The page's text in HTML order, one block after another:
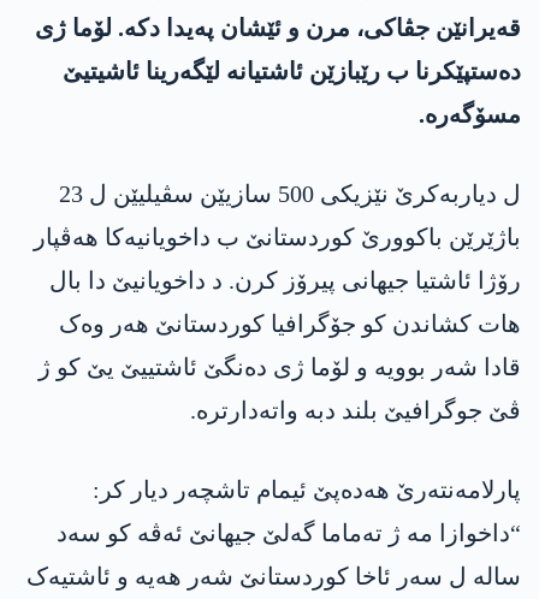
قەیرانێن جڤاکی، مرن و ئێشان پەیدا دکە. لۆما ژی
دەستپێکرنا ب رێبازێن ئاشتیانە لێگەرینا ئاشیتیێ
مسۆگەرە.
ل دیاربەکرێ نێزیکی 500 سازیێن سڤیلیێن ل 23
باژێرێن باکوورێ کوردستانێ ب داخویانیەکا ھەڤپار
رۆژا ئاشتیا جیھانی پیرۆز کرن. د داخویانیێ دا بال
ھات کشاندن کو جۆگرافیا کوردستانێ ھەر وەک
قادا شەر بوویە و لۆما ژی دەنگێ ئاشتییێ یێ کو ژ
ڤێ جوگرافیێ بلند دبە واتەدارترە.
پارلامەنتەرێ ھەدەپێ ئیمام تاشچەر دیار کر:
“داخوازا مە ژ تەماما گەلێ جیھانێ ئەڤە کو سەد
سالە ل سەر ئاخا کوردستانێ شەر ھەیە و ئاشتیەک